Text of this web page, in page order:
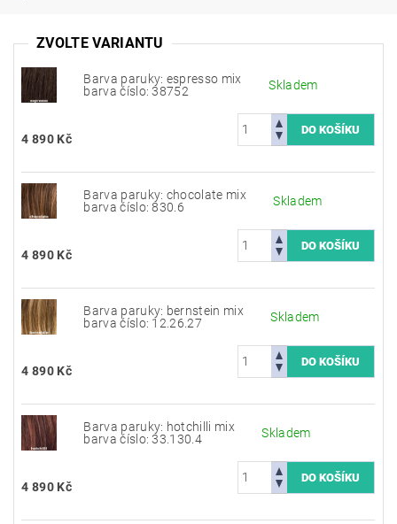
ZVOLTE VARIANTU
Barva paruky: espresso mix
barva číslo: 38752
Skladem
4 890 Kč
Barva paruky: chocolate mix
barva číslo: 830.6
Skladem
4 890 Kč
Barva paruky: bernstein mix
barva číslo: 12.26.27
Skladem
4 890 Kč
Barva paruky: hotchilli mix
barva číslo: 33.130.4
Skladem
4 890 Kč